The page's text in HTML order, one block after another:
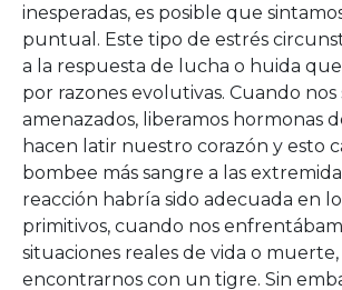
inesperadas, es posible que
puntual. Este tipo de estrés
a la respuesta de lucha o huida
por razones evolutivas. Cuando nos
amenazados, liberamos hormonas
hacen latir nuestro corazón y esto
bombee más sangre a las
reacción habría sido adecuada en
primitivos, cuando nos
situaciones reales de vida o
encontrarnos con un tigre. Sin